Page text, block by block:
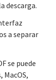
descarga.
a separar
se puede